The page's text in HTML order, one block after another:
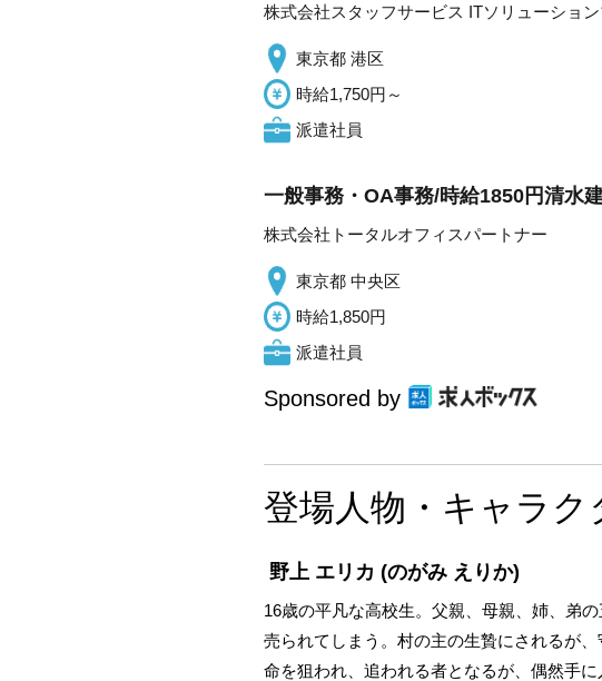
株式会社スタッフサービス ITソリューショ
東京都 港区
時給1,750円～
派遣社員
一般事務・OA事務/時給1850円清水
株式会社トータルオフィスパートナー
東京都 中央区
時給1,850円
派遣社員
Sponsored by
登場人物・キャラク
野上 エリカ (のがみ えりか)
16歳の平凡な高校生。父親、母親、姉、弟
売られてしまう。村の主の生贄にされるが
命を狙われ、追われる者となるが、偶然手